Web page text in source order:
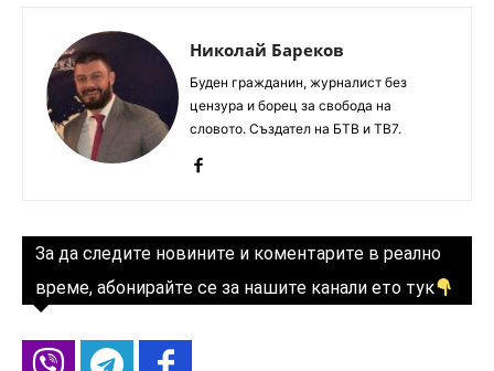
Николай Бареков
Буден гражданин, журналист без
цензура и борец за свобода на
словото. Създател на БТВ и ТВ7.
За да следите новините и коментарите в реално
време, абонирайте се за нашите канали ето тук